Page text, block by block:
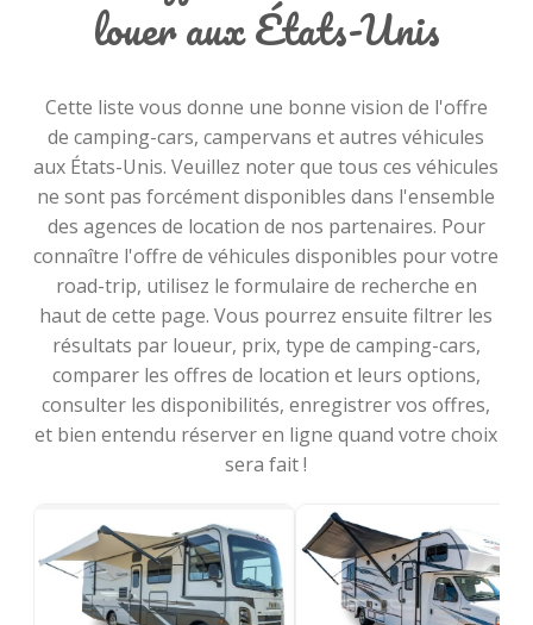
louer aux États-Unis
Cette liste vous donne une bonne vision de l'offre
de camping-cars, campervans et autres véhicules
aux États-Unis. Veuillez noter que tous ces véhicules
ne sont pas forcément disponibles dans l'ensemble
des agences de location de nos partenaires. Pour
connaître l'offre de véhicules disponibles pour votre
road-trip, utilisez le formulaire de recherche en
haut de cette page. Vous pourrez ensuite filtrer les
résultats par loueur, prix, type de camping-cars,
comparer les offres de location et leurs options,
consulter les disponibilités, enregistrer vos offres,
et bien entendu réserver en ligne quand votre choix
sera fait !